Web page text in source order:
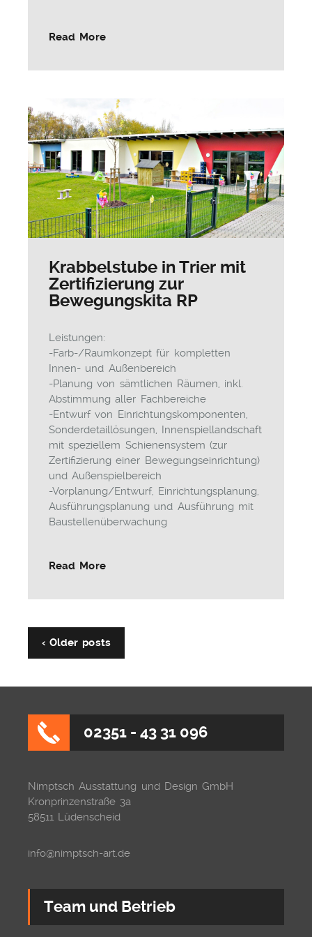
Read More
Krabbelstube in Trier mit
Zertifizierung zur
Bewegungskita RP
Leistungen:
-Farb-/Raumkonzept für kompletten
Innen- und Außenbereich
-Planung von sämtlichen Räumen, inkl.
Abstimmung aller Fachbereiche
-Entwurf von Einrichtungskomponenten,
Sonderdetaillösungen, Innenspiellandschaft
mit speziellem Schienensystem (zur
Zertifizierung einer Bewegungseinrichtung)
und Außenspielbereich
-Vorplanung/Entwurf, Einrichtungsplanung,
Ausführungsplanung und Ausführung mit
Baustellenüberwachung
Read More
‹ Older posts
02351 - 43 31 096
Nimptsch Ausstattung und Design GmbH
Kronprinzenstraße 3a
58511 Lüdenscheid
info@nimptsch-art.de
Team und Betrieb